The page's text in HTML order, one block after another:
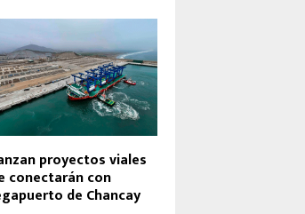
proyectos viales
conectarán con
de Chancay